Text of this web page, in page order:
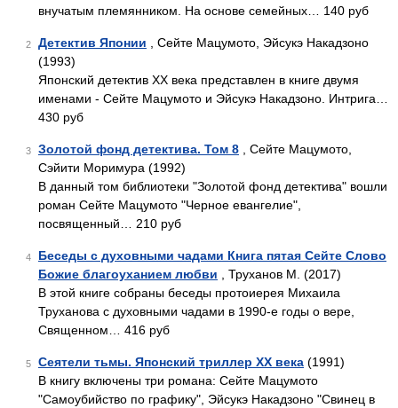
внучатым племянником. На основе семейных… 140 руб
2 Детектив Японии , Сейте Мацумото, Эйсукэ Накадзоно
(1993)
Японский детектив ХХ века представлен в книге двумя
именами - Сейте Мацумото и Эйсукэ Накадзоно. Интрига…
430 руб
3 Золотой фонд детектива. Том 8 , Сейте Мацумото,
Сэйити Моримура (1992)
В данный том библиотеки "Золотой фонд детектива" вошли
роман Сейте Мацумото "Черное евангелие",
посвященный… 210 руб
4
Беседы с духовными чадами Книга пятая Сейте Слово
Божие благоуханием любви , Труханов М. (2017)
В этой книге собраны беседы протоиерея Михаила
Труханова с духовными чадами в 1990-е годы о вере,
Священном… 416 руб
5 Сеятели тьмы. Японский триллер XX века (1991)
В книгу включены три романа: Сейте Мацумото
"Самоубийство по графику", Эйсукэ Накадзоно "Свинец в